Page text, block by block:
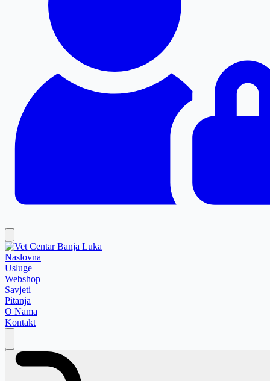
Naslovna
Usluge
Webshop
Savjeti
Pitanja
O Nama
Kontakt